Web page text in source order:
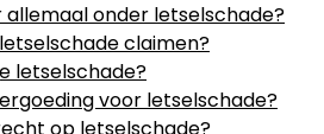
onder letselschade?
claimen?
letselschade?
voor letselschade?